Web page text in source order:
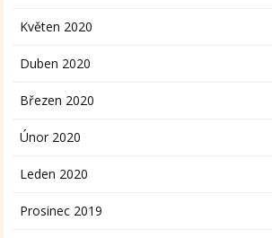
Květen 2020
Duben 2020
Březen 2020
Únor 2020
Leden 2020
Prosinec 2019